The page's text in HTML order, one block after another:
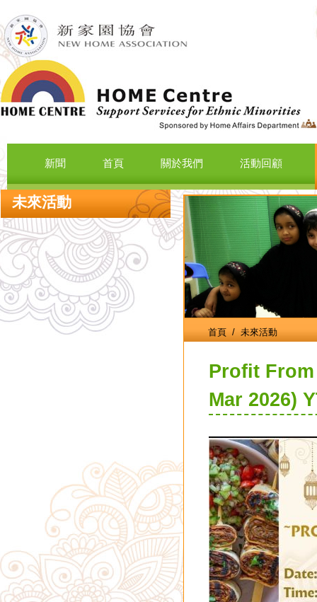
新聞 首頁 關於我們 活動回顧
未來活動
首頁 / 未來活動
Profit
Mar 2026)